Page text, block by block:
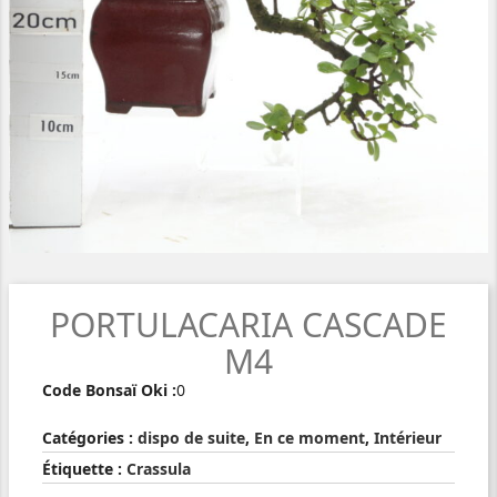
PORTULACARIA CASCADE
M4
Code Bonsaï Oki :0
Catégories : dispo de suite, En ce moment, Intérieur
Étiquette : Crassula